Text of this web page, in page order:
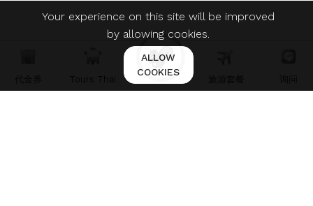
Your experience on this site will be improved
by allowing cookies.
ALLOW
COOKIES